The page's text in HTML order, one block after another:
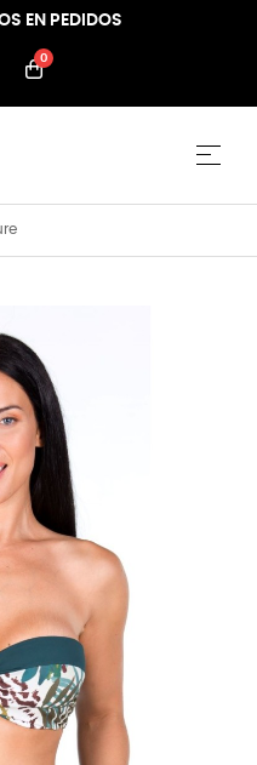
EN PEDIDOS
0
☰